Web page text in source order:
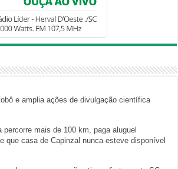
e amplia ações de divulgação científica
percorre mais de 100 km, paga aluguel
que casa de Capinzal nunca esteve disponível